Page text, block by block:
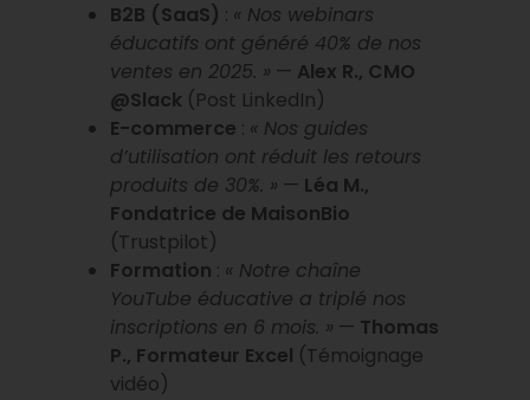
B2B (SaaS) : « Nos webinars
éducatifs ont généré 40% de nos
ventes en 2025. » — Alex R., CMO
@Slack (Post LinkedIn)
E-commerce : « Nos guides
d’utilisation ont réduit les retours
produits de 30%. » — Léa M.,
Fondatrice de MaisonBio
(Trustpilot)
Formation : « Notre chaîne
YouTube éducative a triplé nos
inscriptions en 6 mois. » — Thomas
P., Formateur Excel (Témoignage
vidéo)